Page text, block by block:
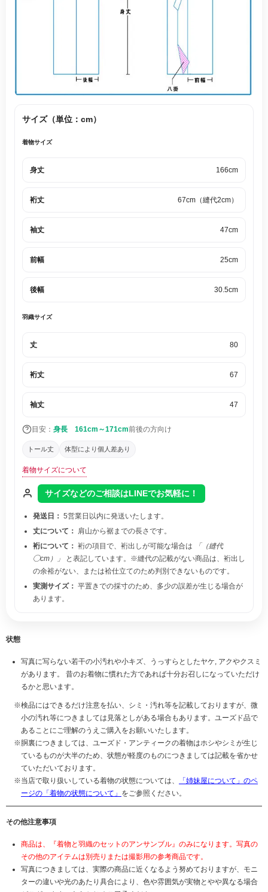
サイズ（単位：cm）
着物サイズ
身丈 166cm
裄丈 67cm（縫代2cm）
袖丈 47cm
前幅 25cm
後幅 30.5cm
羽織サイズ
丈 80
裄丈 67
袖丈 47
目安： 身長 161cm～171cm前後の方向け
トール丈 体型により個人差あり
着物サイズについて
サイズなどのご相談はLINEでお気軽に！
発送日： 5営業日以内に発送いたします。
丈について： 肩山から裾までの長さです。
裄について： 裄の項目で、裄出しが可能な場合は
「（縫代
◯cm）」
と表記しています。※縫代の記載がない商品は、裄出し
の余裕がない、または袷仕立てのため判別できないものです。
実測サイズ： 平置きでの採寸のため、多少の誤差が生じる場合が
あります。
状態
写真に写らない若干の小汚れや小キズ、うっすらとしたヤケ, アクやクスミ
があります。 昔のお着物に慣れた方であれば十分お召しになっていただけ
るかと思います。
検品にはできるだけ注意を払い、シミ・汚れ等を記載しておりますが、微
小の汚れ等につきましては見落としがある場合もあります。ユーズド品で
あることにご理解のうえご購入をお願いいたします。
胴裏につきましては、ユーズド・アンティークの着物はホシやシミが生じ
ているものが大半のため、状態が軽度のものにつきましては記載を省かせ
ていただいております。
当店で取り扱いしている着物の状態については、
「姉妹屋について」のペ
ージの「着物の状態について」 をご参照ください。
その他注意事項
商品は、『着物と羽織のセットのアンサンブル』のみになります。写真の
その他のアイテムは別売りまたは撮影用の参考商品です。
写真につきましては、実際の商品に近くなるよう努めておりますが、モニ
ターの違いや光のあたり具合により、色や雰囲気が実物とやや異なる場合